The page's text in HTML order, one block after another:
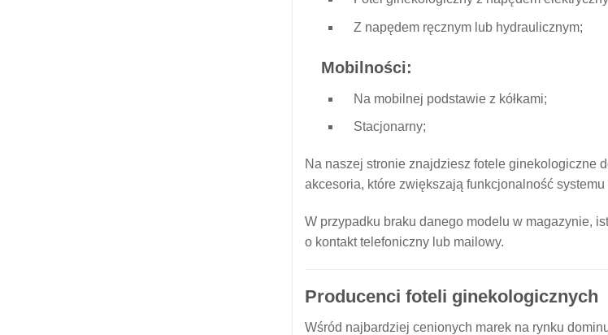
Z napędem ręcznym lub hydraulicznym;
Mobilności:
Na mobilnej podstawie z kółkami;
Stacjonarny;
Na naszej stronie znajdziesz fotele ginekologiczne
akcesoria, które zwiększają funkcjonalność
W przypadku braku danego modelu w magazynie,
o kontakt telefoniczny lub mailowy.
Producenci foteli ginekologicznych
Wśród najbardziej cenionych marek na rynku